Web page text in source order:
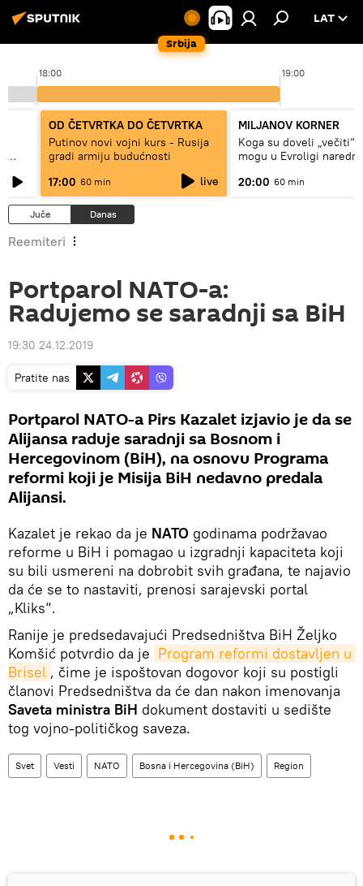
Srbija
LAT
18:00 19:00
OD ČETVRTKA DO ČETVRTKA
Putinov novi vojni kurs - Rusija
gradi armiju budućnosti
17:00 60 min live
MILJANOV KORNER
Koga su doveli „večiti“
mogu u Evroligi
20:00 60 min
Juče Danas
Reemiteri
Portparol NATO-a:
Radujemo se saradnji sa BiH
19:30 24.12.2019
Pratite nas
Portparol NATO-a Pirs Kazalet izjavio je da se
Alijansa raduje saradnji sa Bosnom i
Hercegovinom (BiH), na osnovu Programa
reformi koji je Misija BiH nedavno predala
Alijansi.
Kazalet je rekao da je NATO godinama podržavao
reforme u BiH i pomagao u izgradnji kapaciteta koji
su bili usmereni na dobrobit svih građana, te najavio
da će se to nastaviti, prenosi sarajevski portal
„Kliks“.
Ranije je predsedavajući Predsedništva BiH Željko
Komšić potvrdio da je Program reformi dostavljen u
Brisel , čime je ispoštovan dogovor koji su postigli
članovi Predsedništva da će dan nakon imenovanja
Saveta ministra BiH dokument dostaviti u sedište
tog vojno-političkog saveza.
Svet Vesti NATO Bosna i Hercegovina (BiH) Region